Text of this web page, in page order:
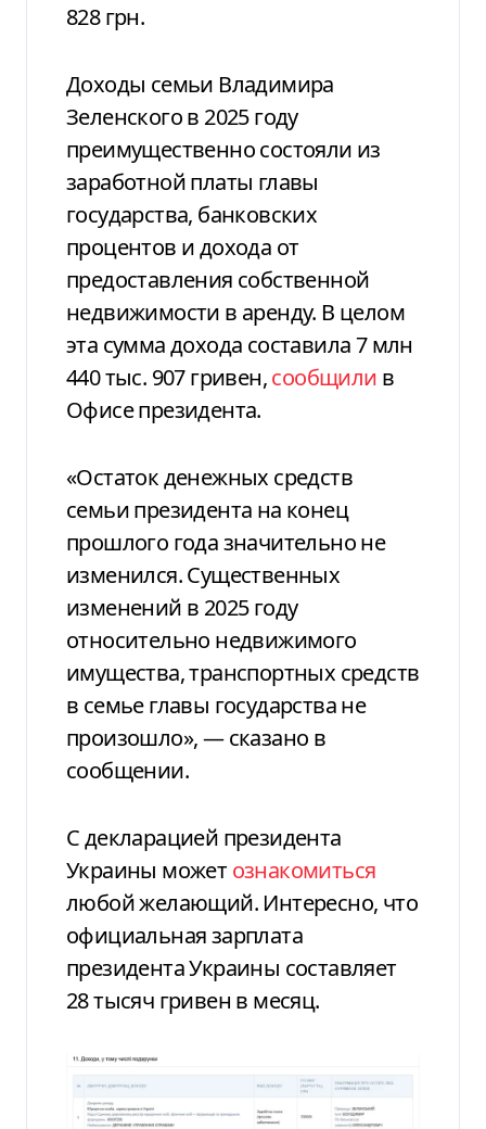
828 грн.
Доходы семьи Владимира
Зеленского в 2025 году
преимущественно состояли из
заработной платы главы
государства, банковских
процентов и дохода от
предоставления собственной
недвижимости в аренду. В целом
эта сумма дохода составила 7 млн
440 тыс. 907 гривен,сообщили в
Офисе президента.
«Остаток денежных средств
семьи президента на конец
прошлого года значительно не
изменился. Существенных
изменений в 2025 году
относительно недвижимого
имущества, транспортных средств
в семье главы государства не
произошло», — сказано в
сообщении.
С декларацией президента
Украины можетознакомиться
любой желающий. Интересно, что
официальная зарплата
президента Украины составляет
28 тысяч гривен в месяц.